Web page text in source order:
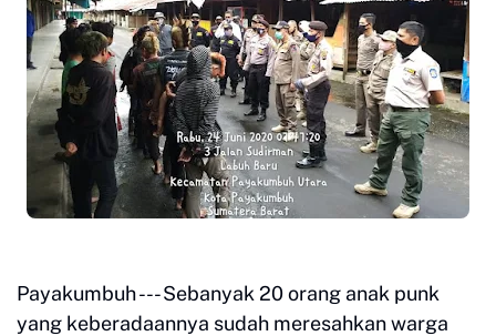
Payakumbuh --- Sebanyak 20 orang anak punk
yang keberadaannya sudah meresahkan warga